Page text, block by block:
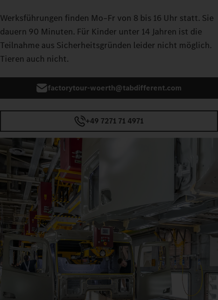
Werksführungen finden Mo–Fr von 8 bis 16 Uhr statt. Sie
dauern 90 Minuten. Für Kinder unter 14 Jahren ist die
Teilnahme aus Sicherheitsgründen leider nicht möglich.
Tieren auch nicht.
factorytour-woerth@tabdifferent.com
+49 7271 71 4971